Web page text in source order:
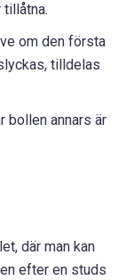
om den första
tilldelas
bollen annars är
där man kan
efter en studs